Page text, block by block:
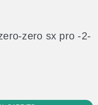
zero sx pro -2-